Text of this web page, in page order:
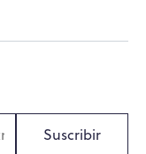
Suscribir